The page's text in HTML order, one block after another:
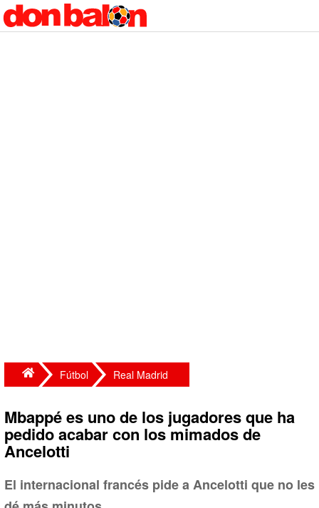
Fútbol Real Madrid
Mbappé es uno de los jugadores que ha
pedido acabar con los mimados de
Ancelotti
El internacional francés pide a Ancelotti que no les